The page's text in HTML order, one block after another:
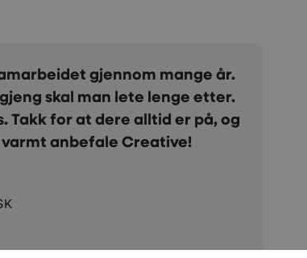
med Creative. Gjennom
synlighet på nettet, flere
til våre nettsider. Vi er